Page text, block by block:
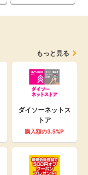
もっと見る
ダイソーネットス
トア
購入額の3.5%P